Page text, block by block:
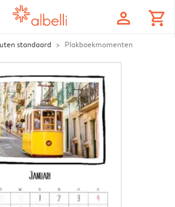
profile shopping_cart
standaard Plakboekmomenten